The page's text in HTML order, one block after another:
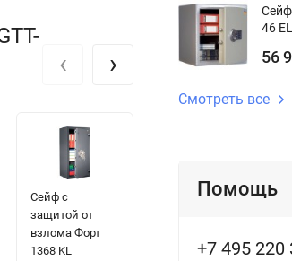
Сейф с
защитой от
взлома Форт
1368 KL
Сейф Fichet–
‹ ›
46 EL
56
Смотреть все
Помощь
+7 495 220